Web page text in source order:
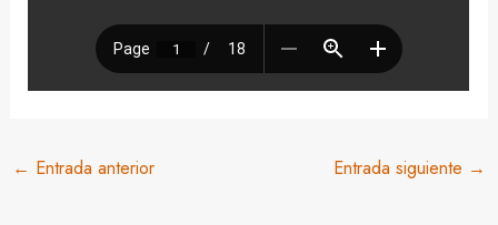
← Entrada anterior Entrada siguiente →